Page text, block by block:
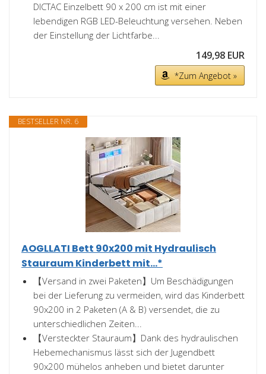
DICTAC Einzelbett 90 x 200 cm ist mit einer
lebendigen RGB LED-Beleuchtung versehen. Neben
der Einstellung der Lichtfarbe...
149,98 EUR
*Zum Angebot »
BESTSELLER NR. 6
AOGLLATI Bett 90x200 mit Hydraulisch
Stauraum Kinderbett mit...*
【Versand in zwei Paketen】Um Beschädigungen
bei der Lieferung zu vermeiden, wird das Kinderbett
90x200 in 2 Paketen (A & B) versendet, die zu
unterschiedlichen Zeiten...
【Versteckter Stauraum】Dank des hydraulischen
Hebemechanismus lässt sich der Jugendbett
90x200 mühelos anheben und bietet darunter